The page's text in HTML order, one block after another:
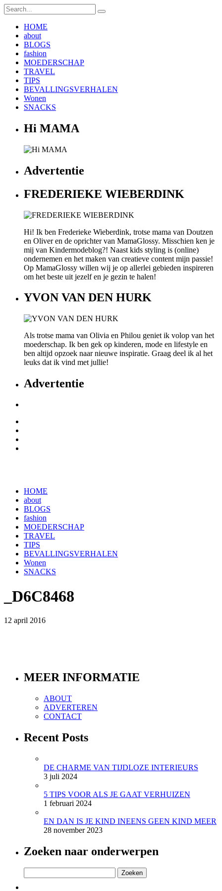
HOME
about
BLOGS
fashion
MOEDERSCHAP
TRAVEL
TIPS
BEVALLINGSVERHALEN
Wonen
SNACKS
Hi MAMA
Advertentie
FREDERIEKE WIEBERDINK
Hi! Ik ben Frederieke Wieberdink, trotse mama van Doutzen
en Oliver en de oprichter van MamaGlossy. Misschien ken je
mij van Kindermodeblog?! Naast kids styling is (online)
ondernemen en het maken van creatieve content mijn passie!
Op MamaGlossy willen wij je op allerlei gebieden inspireren
om het beste uit jezelf en je gezin te halen!
YVON VAN DEN HURK
Als trotse mama van Olivia en Philou geniet ik volop van het
moederschap. Ik ben gek op kinderen, mode en lifestyle en
ben altijd opzoek naar nieuwe inspiratie. Graag deel ik al het
leuks dat ik vind met jullie!
Advertentie
HOME
about
BLOGS
fashion
MOEDERSCHAP
TRAVEL
TIPS
BEVALLINGSVERHALEN
Wonen
SNACKS
_D6C8468
12 april 2016
MEER INFORMATIE
ABOUT
ADVERTEREN
CONTACT
Recent Posts
DE CHARME VAN TIJDLOZE INTERIEURS
3 juli 2024
5 TIPS VOOR ALS JE GAAT VERHUIZEN
1 februari 2024
EN DAN IS JE KIND INEENS GEEN KIND MEER
28 november 2023
Zoeken naar onderwerpen
naar: